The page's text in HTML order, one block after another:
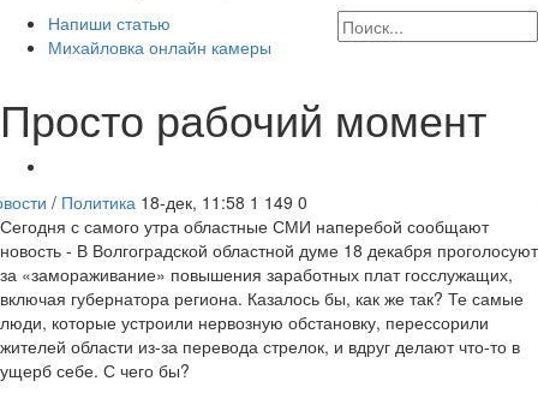
Напиши статью
Михайловка онлайн камеры
Просто рабочий момент
/ Политика 18-дек, 11:58 1 149 0
Сегодня с самого утра областные СМИ наперебой сообщают
новость - В Волгоградской областной думе 18 декабря проголосуют
за «замораживание» повышения заработных плат госслужащих,
включая губернатора региона. Казалось бы, как же так? Те самые
люди, которые устроили нервозную обстановку, перессорили
жителей области из-за перевода стрелок, и вдруг делают что-то в
ущерб себе. С чего бы?